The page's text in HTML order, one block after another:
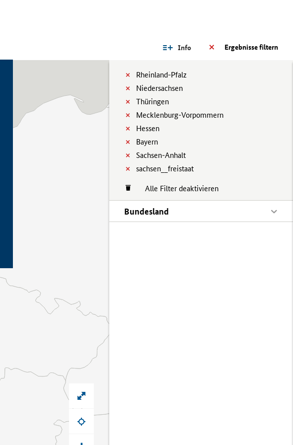
Ergebnisse filtern
Info
Rheinland-Pfalz
Niedersachsen
Thüringen
Mecklenburg-Vorpommern
Hessen
Bayern
Sachsen-Anhalt
sachsen__freistaat
Alle Filter deaktivieren
Bundesland